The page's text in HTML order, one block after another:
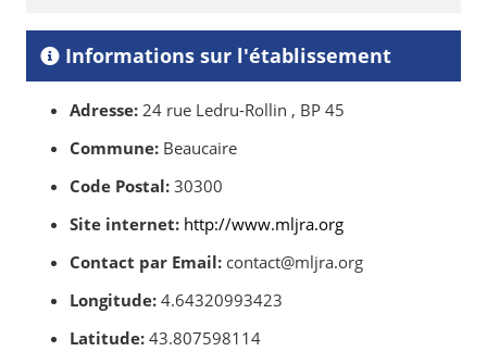
Informations sur l'établissement
Adresse: 24 rue Ledru-Rollin , BP 45
Commune: Beaucaire
Code Postal: 30300
Site internet: http://www.mljra.org
Contact par Email: contact@mljra.org
Longitude: 4.64320993423
Latitude: 43.807598114